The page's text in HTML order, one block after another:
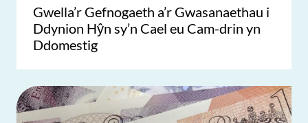
Gwella’r Gefnogaeth a’r Gwasanaethau i
Ddynion Hŷn sy’n Cael eu Cam-drin yn
Ddomestig